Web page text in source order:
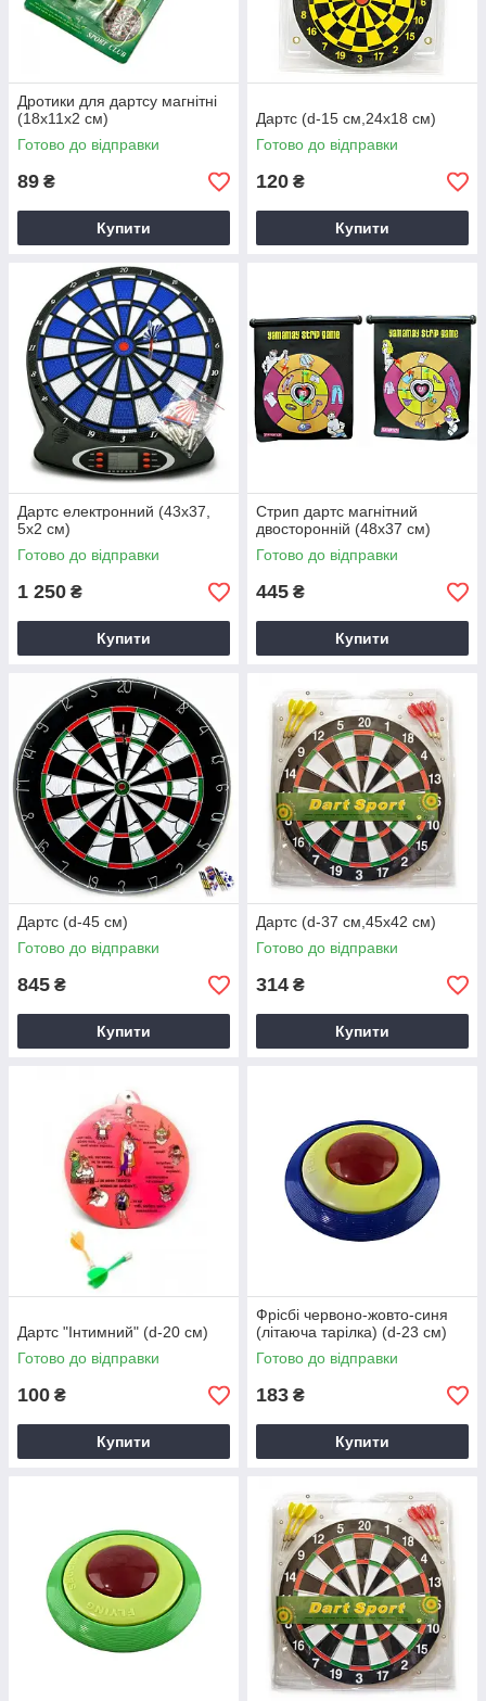
Дротики для дартсу магнітні
(18х11х2 см)
Готово до відправки
89 ₴
Купити
Дартс (d-15 см,24х18 см)
Готово до відправки
120 ₴
Купити
Дартс електронний (43х37,
5х2 см)
Готово до відправки
1 250 ₴
Купити
Стрип дартс магнітний
двосторонній (48х37 см)
Готово до відправки
445 ₴
Купити
Дартс (d-45 см)
Готово до відправки
845 ₴
Купити
Дартс (d-37 см,45х42 см)
Готово до відправки
314 ₴
Купити
Дартс "Інтимний" (d-20 см)
Готово до відправки
100 ₴
Купити
Фрісбі червоно-жовто-синя
(літаюча тарілка) (d-23 см)
Готово до відправки
183 ₴
Купити